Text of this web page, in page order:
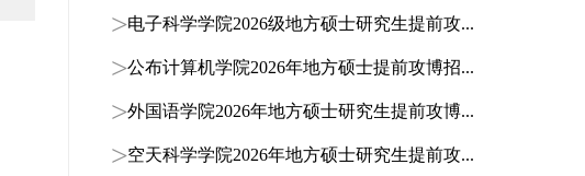
电子科学学院2026级地方硕士研究生提前攻...
公布计算机学院2026年地方硕士提前攻博招...
外国语学院2026年地方硕士研究生提前攻博...
空天科学学院2026年地方硕士研究生提前攻...